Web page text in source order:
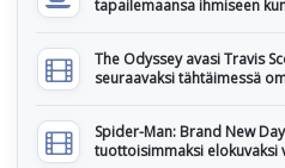
tapailemaansa ihmiseen
The Odyssey avasi Travis
seuraavaksi tähtäimessä
Spider-Man: Brand New
tuottoisimmaksi elokuvaksi